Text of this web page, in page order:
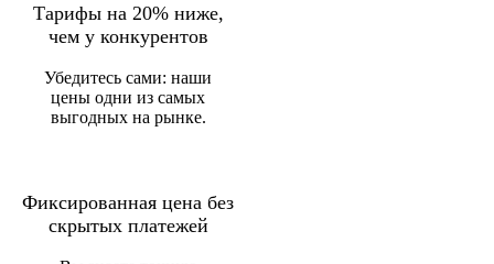
Тарифы на 20% ниже,
чем у конкурентов
Убедитесь сами: наши
цены одни из самых
выгодных на рынке.
Фиксированная цена без
скрытых платежей